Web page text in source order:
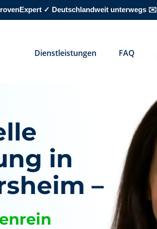
✓ Deutschlandweit unterwegs ✉️
Dienstleistungen FAQ
in
–